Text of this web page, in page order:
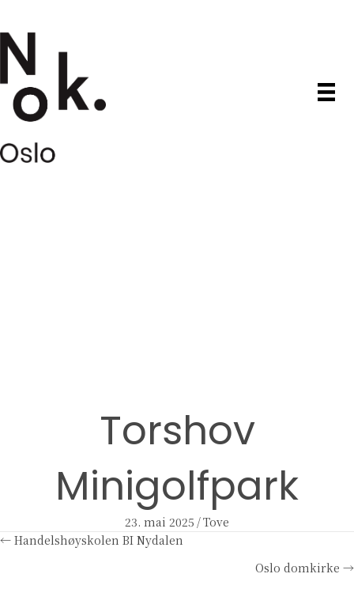
Torshov
Minigolfpark
23. mai 2025 /Tove
Posts
← Handelshøyskolen BI Nydalen
Oslo domkirke →